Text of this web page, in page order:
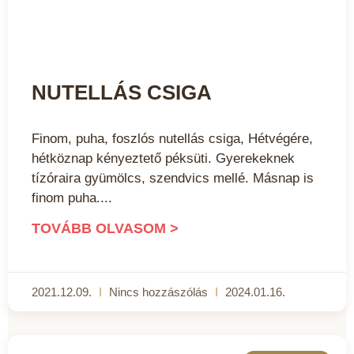
NUTELLÁS CSIGA
Finom, puha, foszlós nutellás csiga, Hétvégére,
hétköznap kényeztető péksüti. Gyerekeknek
tízóraira gyümölcs, szendvics mellé. Másnap is
finom puha.
TOVÁBB OLVASOM >
2021.12.09. Nincs hozzászólás 2024.01.16.